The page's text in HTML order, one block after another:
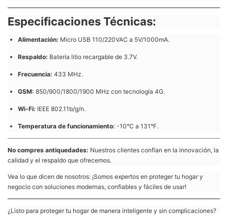
Especificaciones Técnicas:
Alimentación: Micro USB 110/220VAC a 5V/1000mA.
Respaldo: Batería litio recargable de 3.7V.
Frecuencia: 433 MHz.
GSM: 850/900/1800/1900 MHz con tecnología 4G.
Wi-Fi: IEEE 802.11b/g/n.
Temperatura de funcionamiento: -10°C a 131°F.
No compres antiquedades: Nuestros clientes confían en la innovación, la
calidad y el respaldo que ofrecemos.
Vea lo que dicen de nosotros: ¡Somos expertos en proteger tu hogar y
negocio con soluciones modernas, confiables y fáciles de usar!
¿Listo para proteger tu hogar de manera inteligente y sin complicaciones?